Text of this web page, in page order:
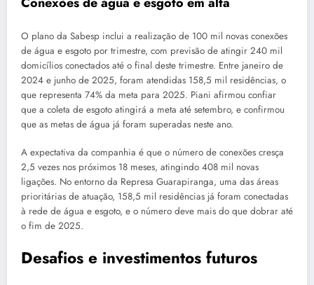
O plano da Sabesp inclui a realização de 100 mil novas conexões
de água e esgoto por trimestre, com previsão de atingir 240 mil
domicílios conectados até o final deste trimestre. Entre janeiro de
2024 e junho de 2025, foram atendidas 158,5 mil residências, o
que representa 74% da meta para 2025. Piani afirmou confiar
que a coleta de esgoto atingirá a meta até setembro, e confirmou
que as metas de água já foram superadas neste ano.
A expectativa da companhia é que o número de conexões cresça
2,5 vezes nos próximos 18 meses, atingindo 408 mil novas
ligações. No entorno da Represa Guarapiranga, uma das áreas
prioritárias de atuação, 158,5 mil residências já foram conectadas
à rede de água e esgoto, e o número deve mais do que dobrar até
o fim de 2025.
Desafios e investimentos futuros